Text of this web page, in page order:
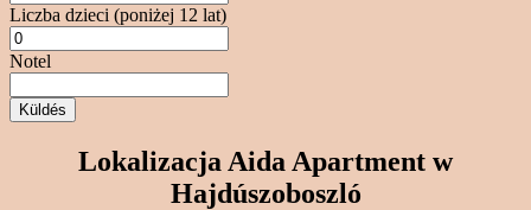
Liczba dzieci (poniżej 12 lat)
Notel
Lokalizacja Aida Apartment w
Hajdúszoboszló